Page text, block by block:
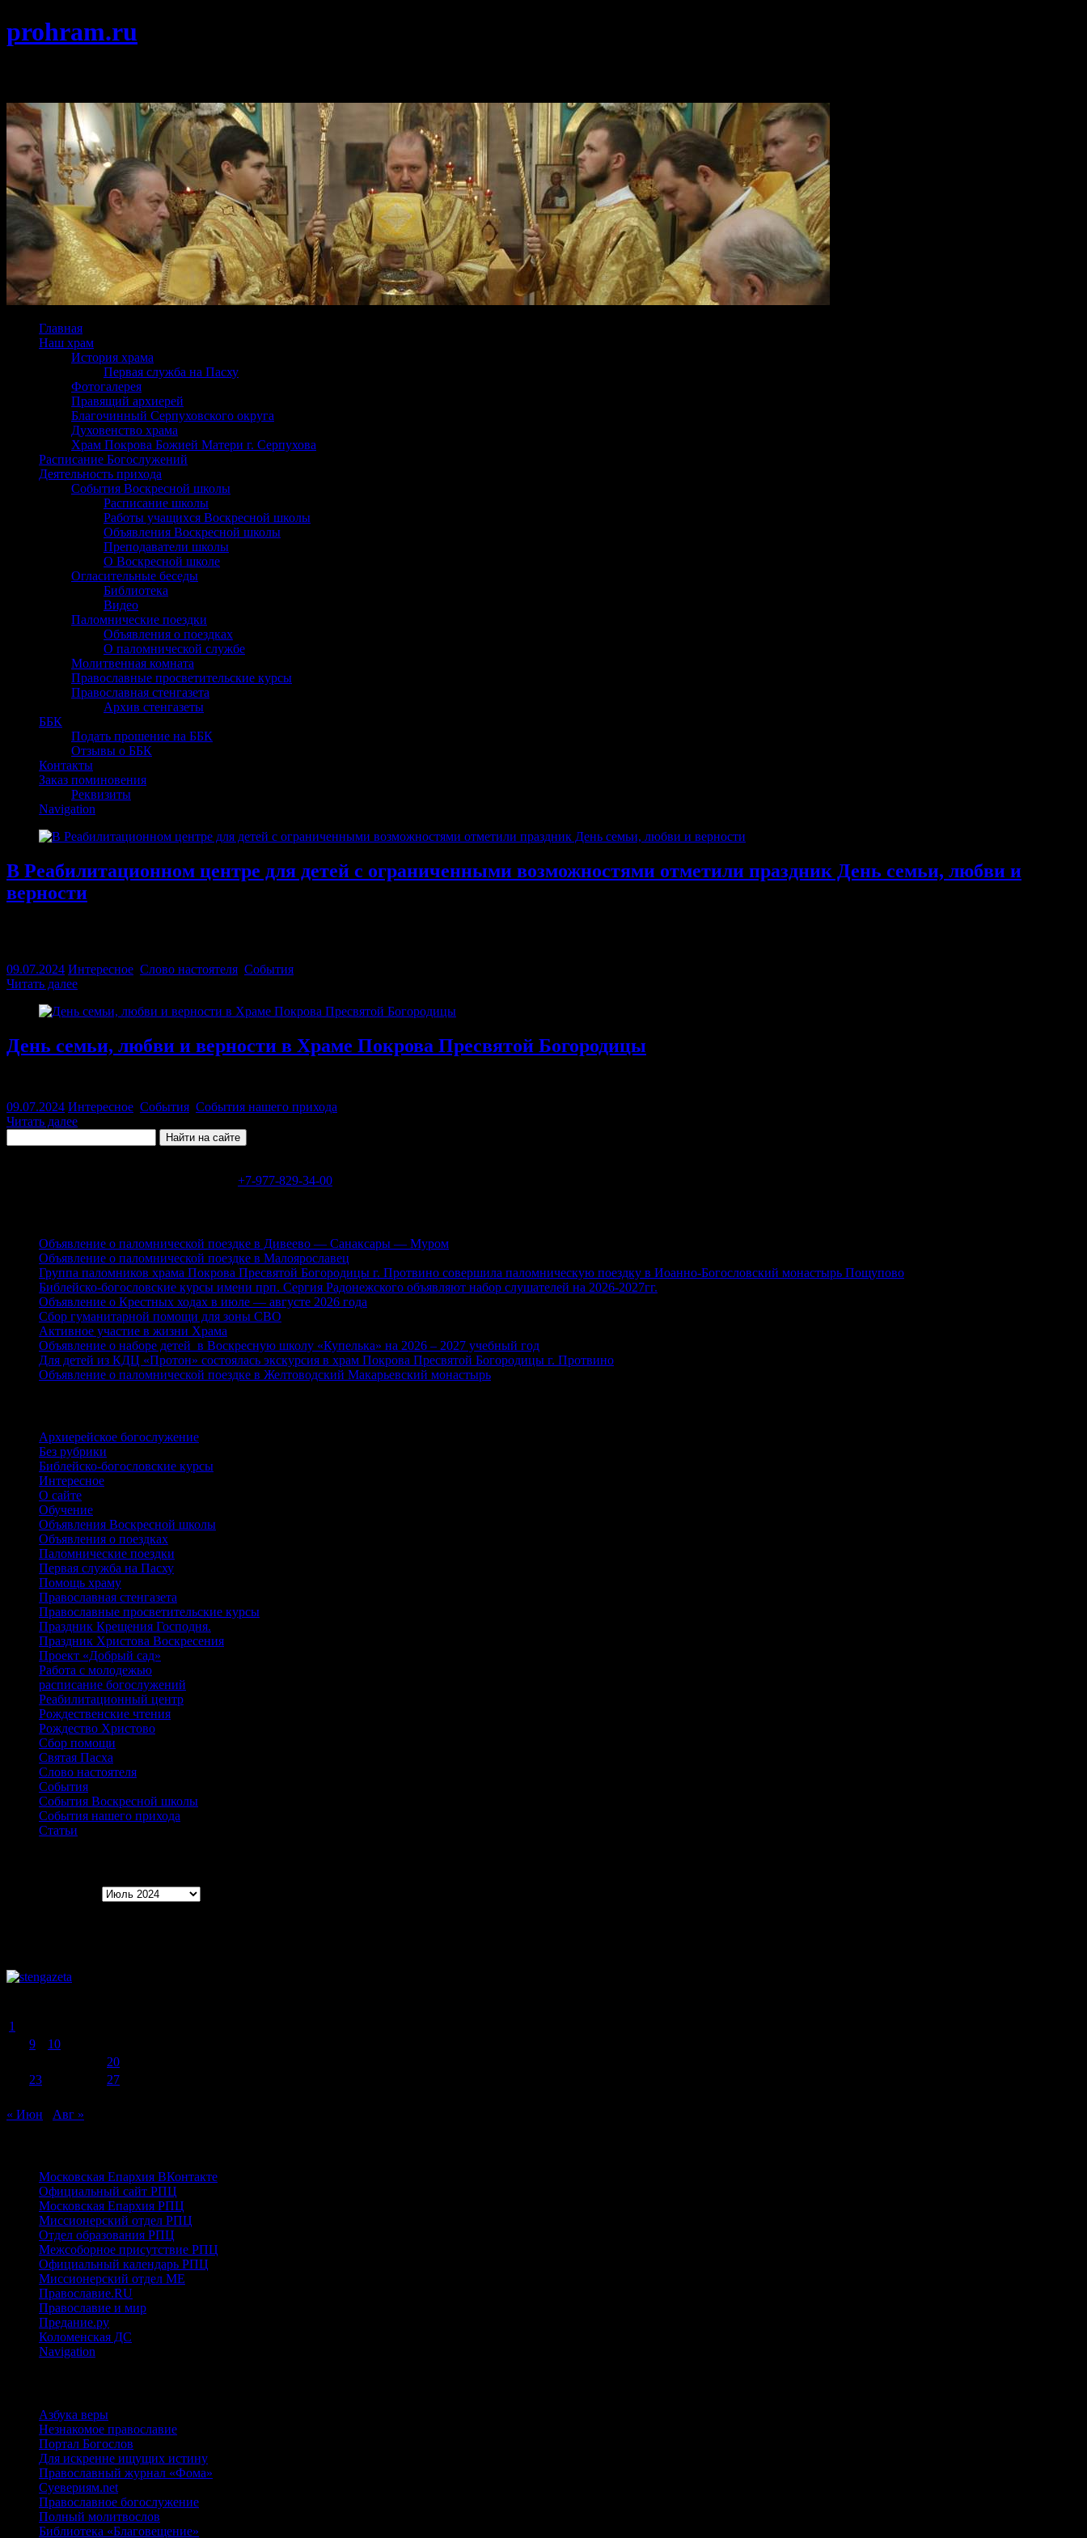
prohram.ru
Главная
Наш храм
История храма
Первая служба на Пасху
Фотогалерея
Правящий архиерей
Благочинный Серпуховского округа
Духовенство храма
Храм Покрова Божией Матери г. Серпухова
Расписание Богослужений
Деятельность прихода
События Воскресной школы
Расписание школы
Работы учащихся Воскресной школы
Объявления Воскресной школы
Преподаватели школы
О Воскресной школе
Огласительные беседы
Библиотека
Видео
Паломнические поездки
Объявления о поездках
О паломнической службе
Молитвенная комната
Православные просветительские курсы
Православная стенгазета
Архив стенгазеты
ББК
Подать прошение на ББК
Отзывы о ББК
Контакты
Заказ поминовения
Реквизиты
Navigation
В Реабилитационном центре для детей с ограниченными возможностями отметили праздник День семьи, любви и
верности
09.07.2024 Интересное Слово настоятеля События
Читать далее
День семьи, любви и верности в Храме Покрова Пресвятой Богородицы
09.07.2024 Интересное События События нашего прихода
Читать далее
+7-977-829-34-00
Объявление о паломнической поездке в Дивеево — Санаксары — Муром
Объявление о паломнической поездке в Малоярославец
Группа паломников храма Покрова Пресвятой Богородицы г. Протвино совершила паломническую поездку в Иоанно-Богословский монастырь Пощупово
Библейско-богословские курсы имени прп. Сергия Радонежского объявляют набор слушателей на 2026-2027гг.
Объявление о Крестных ходах в июле — августе 2026 года
Сбор гуманитарной помощи для зоны СВО
Активное участие в жизни Храма
Объявление о наборе детей в Воскресную школу «Купелька» на 2026 – 2027 учебный год
Для детей из КДЦ «Протон» состоялась экскурсия в храм Покрова Пресвятой Богородицы г. Протвино
Объявление о паломнической поездке в Желтоводский Макарьевский монастырь
Архиерейское богослужение
Без рубрики
Библейско-богословские курсы
Интересное
О сайте
Обучение
Объявления Воскресной школы
Объявления о поездках
Паломнические поездки
Первая служба на Пасху
Помощь храму
Православная стенгазета
Православные просветительские курсы
Праздник Крещения Господня.
Праздник Христова Воскресения
Проект «Добрый сад»
Работа с молодежью
расписание богослужений
Реабилитационный центр
Рождественские чтения
Рождество Христово
Сбор помощи
Святая Пасха
Слово настоятеля
События
События Воскресной школы
События нашего прихода
Статьи
1
9 10
20
23 27
« Июн
Авг »
Московская Епархия ВКонтакте
Официальный сайт РПЦ
Московская Епархия РПЦ
Миссионерский отдел РПЦ
Отдел образования РПЦ
Межсоборное присутствие РПЦ
Официальный календарь РПЦ
Миссионерский отдел МЕ
Православие.RU
Православие и мир
Предание.ру
Коломенская ДС
Navigation
Азбука веры
Незнакомое православие
Портал Богослов
Для искренне ищущих истину
Православный журнал «Фома»
Суевериям.net
Православное богослужение
Полный молитвослов
Библиотека «Благовещение»